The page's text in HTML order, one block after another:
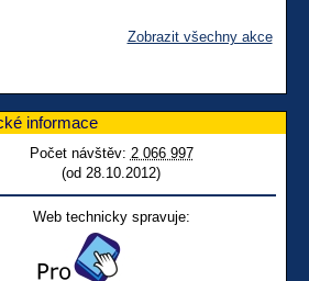
Zobrazit všechny akce
informace
Počet návštěv: 2 066 997
(od 28.10.2012)
Web technicky spravuje: